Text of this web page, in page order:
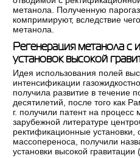
метанола. Полученную
компримируют, вследствие
метанола.
Регенерация метанола с
установок высокой
Идея использования полей
интенсификации
получила развитие в течение
десятилетий, после того как
г. получили патент на процесс
зарубежной литературе
ректификационные
массопереноса, получили
установки высокой гравитации